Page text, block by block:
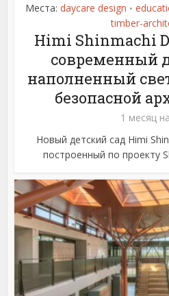
Места: daycare design •
timber-
Himi Shinmachi
современный
наполненный
безопасной
1 месяц
Новый детский сад Himi
построенный по проекту